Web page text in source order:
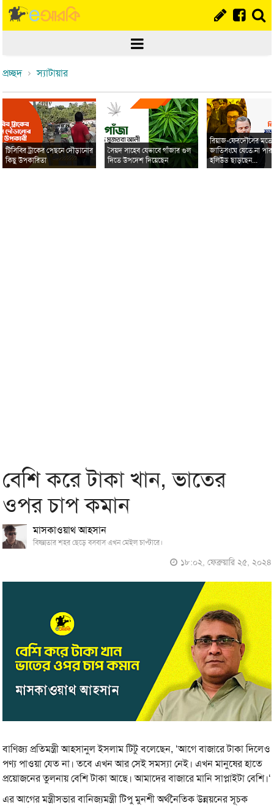
প্রচ্ছদ স্যাটায়ার
টিসিবির ট্রাকের পেছনে দৌড়ানোর
কিছু উপকারিতা
সৈয়দ সাহেব যেভাবে গাঁজার গুল
দিতে উপদেশ দিয়েছেন
রিয়াজ-ফেরদৌসের মতো
জাতিসংঘে যেতে না
হলিউড ছাড়ছেন...
বেশি করে টাকা খান, ভাতের
ওপর চাপ কমান
মাসকাওয়াথ আহসান
বিষন্নতার শহর ছেড়ে বসবাস এখন মেইল চাপ্টারে।
১৮:০২, ফেব্রুয়ারি ২৫, ২০২৪
বাণিজ্য প্রতিমন্ত্রী আহসানুল ইসলাম টিটু বলেছেন, ‘আগে বাজারে টাকা দিলেও
পণ্য পাওয়া যেত না। তবে এখন আর সেই সমস্যা নেই। এখন মানুষের হাতে
প্রয়োজনের তুলনায় বেশি টাকা আছে। আমাদের বাজারে মানি সাপ্লাইটা বেশি।‘
এর আগের মন্ত্রীসভার বানিজ্যমন্ত্রী টিপু মুনশী অর্থনৈতিক উন্নয়নের সূচক